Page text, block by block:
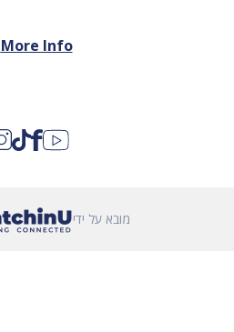
More Info +
מובא על ידי